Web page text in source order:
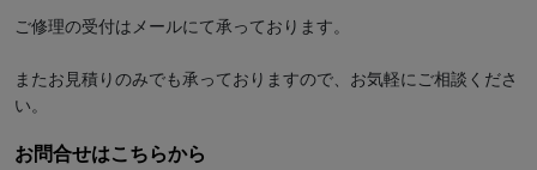
ご修理の受付はメールにて承っております。
またお見積りのみでも承っておりますので、お気軽にご相談くださ
い。
お問合せはこちらから